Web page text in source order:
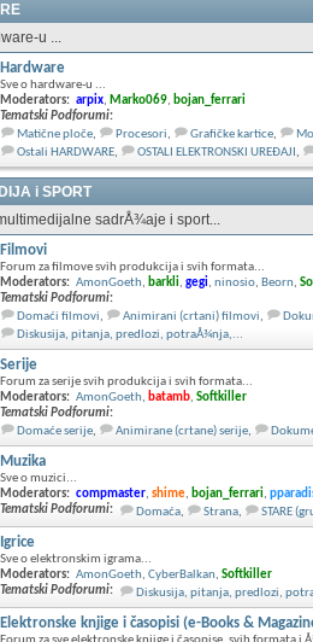
u ...
Hardware
Sve o hardware-u ...
Moderators: arpix, Marko069, bojan_ferrari
Tematski Podforumi:
Matične ploče, Procesori, Grafičke kartice,
Ostali HARDWARE, OSTALI ELEKTRONSKI UREĐAJI ,
i SPORT
sadrÅ¾aje i sport...
Filmovi
Forum za filmove svih produkcija i svih formata...
Moderators: AmonGoeth, barkli, gegi, ninosio, Beorn,
Tematski Podforumi:
Domaći filmovi, Animirani (crtani) filmovi,
Diskusija, pitanja, predlozi, potraÅ¾nja,...
Serije
Forum za serije svih produkcija i svih formata...
Moderators: AmonGoeth, batamb, Softkiller
Tematski Podforumi:
Domaće serije, Animirane (crtane) serije,
Muzika
Sve o muzici...
Moderators: compmaster, shime, bojan_ferrari,
Tematski Podforumi: Domaća, Strana, STARE
Igrice
Sve o elektronskim igrama...
Moderators: AmonGoeth, CyberBalkan, Softkiller
Tematski Podforumi: Diskusija, pitanja, predlozi,
Elektronske knjige i časopisi (e-Books &